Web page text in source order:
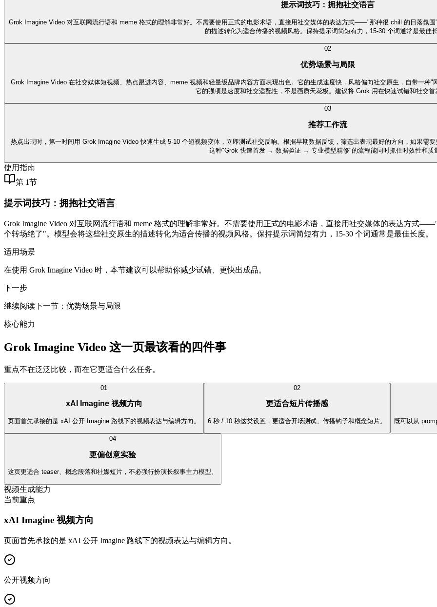
提示词技巧：拥抱社交语言
Grok Imagine Video 对互联网流行语和 meme 格式的理解非常好。不需要使用正式的电影术语，直接用社交媒体的表达方式——"那种很 chill 的日落氛
的描述转化为适合传播的视频风格。保持提示词简短有力，15-30 个词通常是最佳长
02
优势场景与局限
Grok Imagine Video 在社交媒体短视频、热点跟进内容、meme 视频和轻量级品牌内容方面表现出色。它的生成速度快，风格偏向社交原生，自带一种"
它的强项是速度和社交适配性，不是画质天花板。建议将 Grok 用在快速试错和社交首
03
推荐工作流
热点出现时，第一时间用 Grok Imagine Video 快速生成 5-10 个短视频变体，立即测试社交反响。根据早期数据反馈，筛选出表现最好的方向，如果需
这种"Grok 快速首发 → 数据验证 → 专业模型精修"的流程能同时抓住时效性和质
使用指南
第 1节
提示词技巧：拥抱社交语言
Grok Imagine Video 对互联网流行语和 meme 格式的理解非常好。不需要使用正式的电影术语，直接用社交媒体的表达方式
个转场绝了"。模型会将这些社交原生的描述转化为适合传播的视频风格。保持提示词简短有力，15-30 个词通常是最佳长度。
适用场景
在使用 Grok Imagine Video 时，本节建议可以帮助你减少试错、更快出成品。
下一步
继续阅读下一节：优势场景与局限
核心能力
Grok Imagine Video 这一页最该看的四件事
重点不在泛泛比较，而在它更适合什么任务。
01
xAI Imagine 视频方向
页面首先承接的是 xAI 公开 Imagine 路线下的视频表达与编辑方向。
02
更适合短片传播感
6 秒 / 10 秒这类设置，更适合开场测试、传播钩子和概念短片。 既可以从
04
更偏创意实验
这页更适合 teaser、概念段落和社媒短片，不必强行扮演长叙事主力模型。
视频生成能力
当前重点
xAI Imagine 视频方向
页面首先承接的是 xAI 公开 Imagine 路线下的视频表达与编辑方向。
公开视频方向